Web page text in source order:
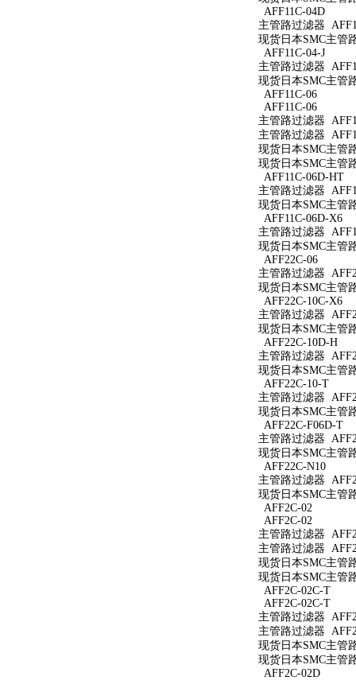
AFF11C-04D
主管路过滤器
现货日本SMC主管
AFF11C-04-J
主管路过滤器
现货日本SMC主管
AFF11C-06
AFF11C-06
主管路过滤器
主管路过滤器
现货日本SMC主管
现货日本SMC主管
AFF11C-06D-HT
主管路过滤器
现货日本SMC主管
AFF11C-06D-X6
主管路过滤器
现货日本SMC主管
AFF22C-06
主管路过滤器
现货日本SMC主管
AFF22C-10C-X6
主管路过滤器
现货日本SMC主管
AFF22C-10D-H
主管路过滤器
现货日本SMC主管
AFF22C-10-T
主管路过滤器
现货日本SMC主管
AFF22C-F06D-T
主管路过滤器
现货日本SMC主管
AFF22C-N10
主管路过滤器
现货日本SMC主管
AFF2C-02
AFF2C-02
主管路过滤器
主管路过滤器
现货日本SMC主管
现货日本SMC主管
AFF2C-02C-T
AFF2C-02C-T
主管路过滤器
主管路过滤器
现货日本SMC主管
现货日本SMC主管
AFF2C-02D